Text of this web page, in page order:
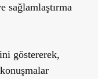
sağlamlaştırma
göstererek,